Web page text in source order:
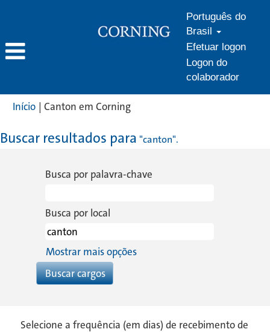
Português do
Brasil
Efetuar logon
Logon do
colaborador
Início | Canton em Corning(página
Buscar resultados para "canton".
Busca por palavra-chave
Busca por local
Mostrar mais opções
Selecione a frequência (em dias) de recebimento de